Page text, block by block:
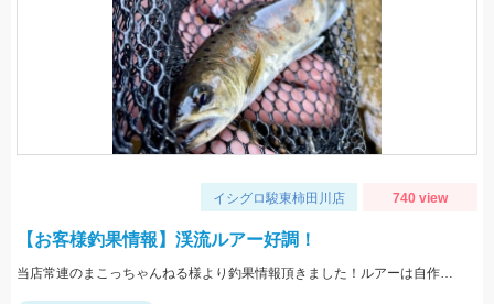
イシグロ駿東柿田川店 740 view
【お客様釣果情報】渓流ルアー好調！
当店常連のまこっちゃんねる様より釣果情報頂きました！ルアーは自作ミノーを使用。前回に比べサイズも上がってきました。